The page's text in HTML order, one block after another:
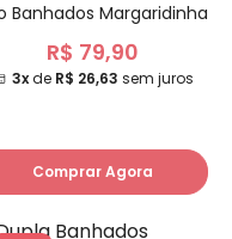
Banhados Margaridinha
R$ 79,90
3xde R$ 26,63 sem juros
Comprar Agora